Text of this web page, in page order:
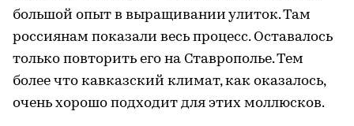
большой опыт в выращивании улиток. Там
россиянам показали весь процесс. Оставалось
только повторить его на Ставрополье. Тем
более что кавказский климат, как оказалось,
очень хорошо подходит для этих моллюсков.